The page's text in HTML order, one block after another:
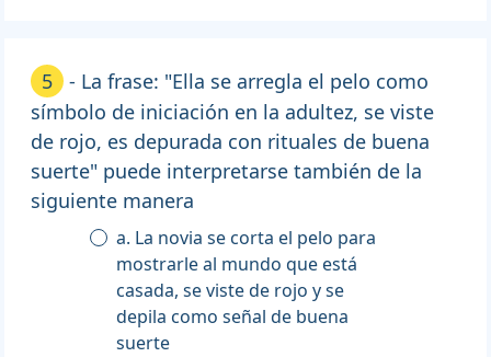
5
- La frase: "Ella se arregla el pelo como
símbolo de iniciación en la adultez, se viste
de rojo, es depurada con rituales de buena
suerte" puede interpretarse también de la
siguiente manera
a. La novia se corta el pelo para
mostrarle al mundo que está
casada, se viste de rojo y se
depila como señal de buena
suerte